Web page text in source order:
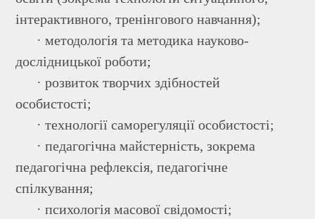
інтерактивного, тренінгового навчання);
· методологія та методика науково-
дослідницької роботи;
· розвиток творчих здібностей
особистості;
· технології саморегуляції особистості;
· педагогічна майстерність, зокрема
педагогічна рефлексія, педагогічне
спілкування;
· психологія масової свідомості;